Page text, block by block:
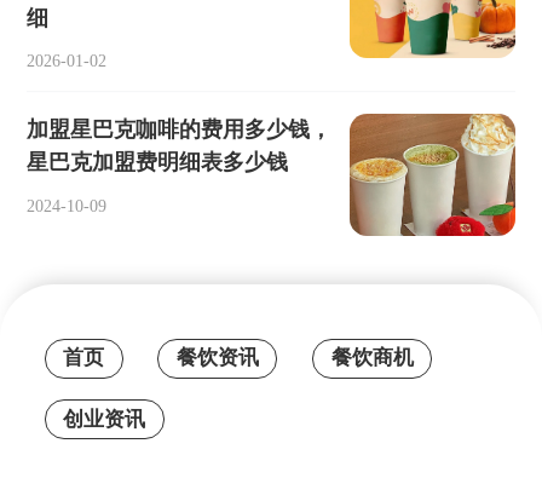
细
2026-01-02
加盟星巴克咖啡的费用多少钱，
星巴克加盟费明细表多少钱
2024-10-09
首页 餐饮资讯 餐饮商机
创业资讯